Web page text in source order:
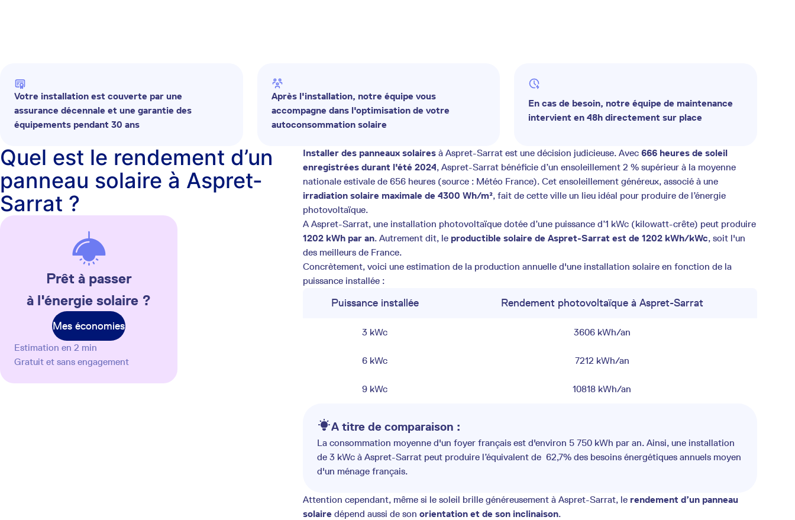
Votre installation est couverte par une
assurance décennale et une garantie des
équipements pendant 30 ans
Après l'installation, notre équipe vous
accompagne dans l'optimisation de votre
autoconsommation solaire
En cas de besoin, notre équipe de maintenance
intervient en 48h directement sur place
Quel est le rendement d’un
panneau solaire à Aspret-
Sarrat ?
Prêt à passer
à l'énergie solaire ?
Mes économies
Estimation en 2 min
Gratuit et sans engagement
Installer des panneaux solaires à Aspret-Sarrat est une décision judicieuse. Avec 666 heures de soleil
enregistrées durant l'été 2024, Aspret-Sarrat bénéficie d’un ensoleillement 2 % supérieur à la moyenne
nationale estivale de 656 heures (source : Météo France). Cet ensoleillement généreux, associé à une
irradiation solaire maximale de 4300 Wh/m², fait de cette ville un lieu idéal pour produire de l’énergie
photovoltaïque.
A Aspret-Sarrat, une installation photovoltaïque dotée d’une puissance d’1 kWc (kilowatt-crête) peut produire
1202 kWh par an. Autrement dit, le productible solaire de Aspret-Sarrat est de 1202 kWh/kWc, soit l'un
des meilleurs de France.
Concrètement, voici une estimation de la production annuelle d'une installation solaire en fonction de la
puissance installée :
Puissance installée Rendement photovoltaïque à Aspret-Sarrat
3 kWc 3606 kWh/an
6 kWc 7212 kWh/an
9 kWc 10818 kWh/an
A titre de comparaison :
La consommation moyenne d'un foyer français est d'environ 5 750 kWh par an. Ainsi, une installation
de 3 kWc à Aspret-Sarrat peut produire l’équivalent de 62,7% des besoins énergétiques annuels moyen
d'un ménage français.
Attention cependant, même si le soleil brille généreusement à Aspret-Sarrat, le rendement d’un panneau
solaire dépend aussi de son orientation et de son inclinaison.